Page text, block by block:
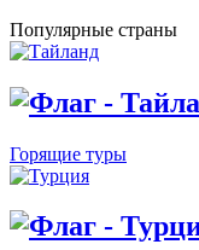
Популярные страны
Горящие туры